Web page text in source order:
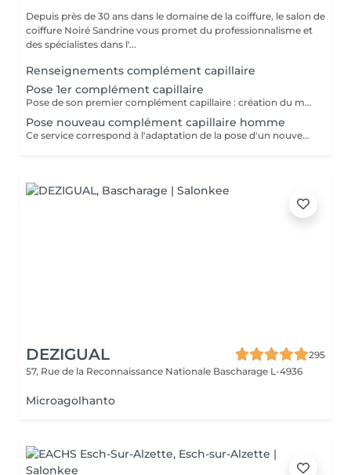
Depuis près de 30 ans dans le domaine de la coiffure, le salon de
coiffure Noiré Sandrine vous promet du professionnalisme et
des spécialistes dans l'...
Renseignements complément capillaire
Pose 1er complément capillaire
Pose de son premier complément capillaire : création du moule de la tête, adaptation sur-mesure du complément et pose du complément. Si nécessaire il faut également réserver le service "coupe nouveau complément" pour effectuer la coupe des cheveux.
Pose nouveau complément capillaire homme
Ce service correspond à l'adaptation de la pose d'un nouveau complément capillaire (pour un client étant déjà porteur et disposant d'un module de sa tête), sans le prix de la prothèse. Il est également nécessaire de reserver la coupe de celui-ci -> "coupe nouveau complément"
DEZIGUAL
295
57, Rue de la Reconnaissance Nationale Bascharage L-4936
Microagolhanto